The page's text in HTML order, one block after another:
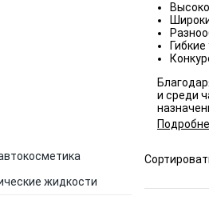
и среди
жидкости